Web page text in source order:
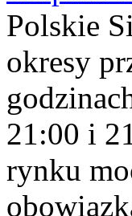
Polskie
okresy
21:00 i
rynku